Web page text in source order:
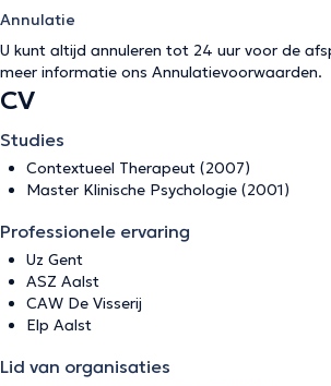
Annulatie
U kunt altijd annuleren tot 24 uur voor de
meer informatie ons Annulatievoorwaarden.
CV
Studies
Contextueel Therapeut (2007)
Master Klinische Psychologie (2001)
Professionele ervaring
Uz Gent
ASZ Aalst
CAW De Visserij
Elp Aalst
Lid van organisaties